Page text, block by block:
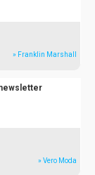
» Franklin Marshall
» Vero Moda